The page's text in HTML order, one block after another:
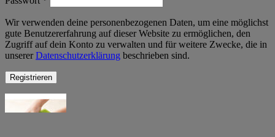
Wir verwenden deine personenbezogenen Daten, um eine möglichst
gute Benutzererfahrung auf dieser Website zu ermöglichen, den
Zugriff auf dein Konto zu verwalten und für weitere Zwecke, die in
unserer Datenschutzerklärung beschrieben sind.
Registrieren